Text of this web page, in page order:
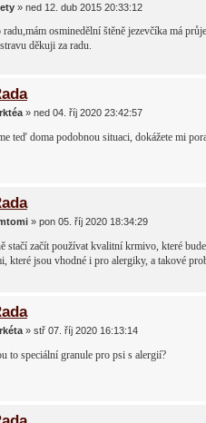
» ned 12. dub 2015 20:33:12
osminedělní štěně jezevčíka má
děkuji za radu.
» ned 04. říj 2020 23:42:57
teď doma podobnou situaci, dokážete mi
» pon 05. říj 2020 18:34:29
stačí začít používat kvalitní krmivo, které
které jsou vhodné i pro alergiky, a takové
» stř 07. říj 2020 16:13:14
to speciální granule pro psi s alergií?